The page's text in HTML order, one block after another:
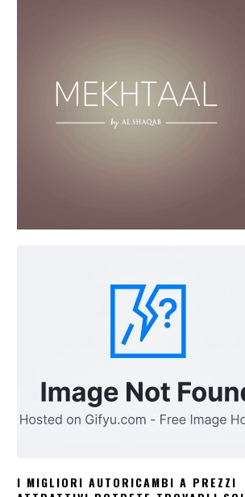
I MIGLIORI AUTORICAMBI A PREZZI